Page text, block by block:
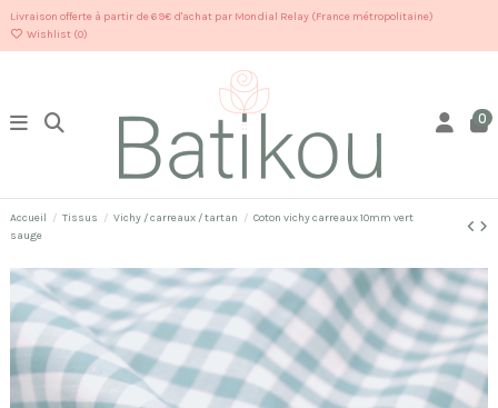
Livraison offerte à partir de 69€ d'achat par Mondial Relay (France métropolitaine)
Wishlist (0)
0
Accueil Tissus Vichy / carreaux / tartan
Coton vichy carreaux 10mm vert
sauge